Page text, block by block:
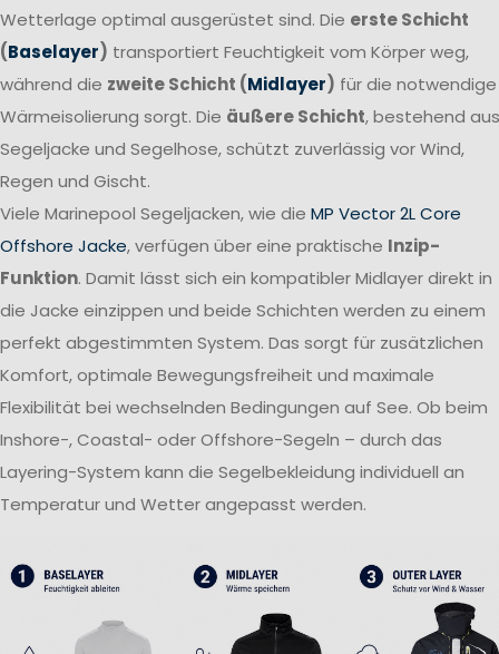
Wetterlage optimal ausgerüstet sind. Die erste Schicht
(Baselayer) transportiert Feuchtigkeit vom Körper weg,
während die zweite Schicht (Midlayer) für die notwendige
Wärmeisolierung sorgt. Die äußere Schicht, bestehend aus
Segeljacke und Segelhose, schützt zuverlässig vor Wind,
Regen und Gischt.
Viele Marinepool Segeljacken, wie die MP Vector 2L Core
Offshore Jacke, verfügen über eine praktische Inzip-
Funktion. Damit lässt sich ein kompatibler Midlayer direkt in
die Jacke einzippen und beide Schichten werden zu einem
perfekt abgestimmten System. Das sorgt für zusätzlichen
Komfort, optimale Bewegungsfreiheit und maximale
Flexibilität bei wechselnden Bedingungen auf See. Ob beim
Inshore-, Coastal- oder Offshore-Segeln – durch das
Layering-System kann die Segelbekleidung individuell an
Temperatur und Wetter angepasst werden.